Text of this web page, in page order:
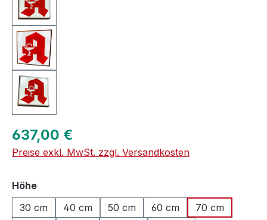
Regulärer Preis:
637,00 €
Preise exkl. MwSt. zzgl. Versandkosten
Höheauswählen
30 cm
40 cm 50 cm 60 cm
70 cm